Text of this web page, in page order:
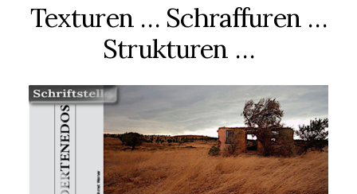
Texturen … Schraffuren …
Strukturen …